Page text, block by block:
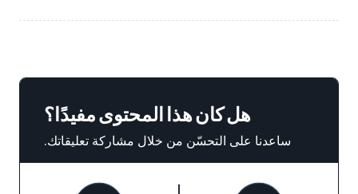
هل كان هذا المحتوى مفيدًا؟
ساعدنا على التحسّن من خلال مشاركة تعليقاتك.